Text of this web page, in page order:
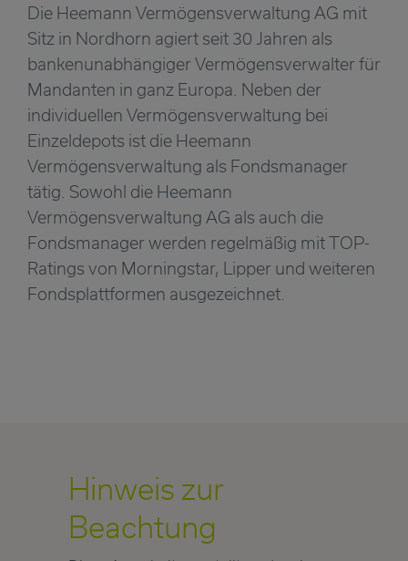
Die Heemann Vermögensverwaltung AG mit
Sitz in Nordhorn agiert seit 30 Jahren als
bankenunabhängiger Vermögensverwalter für
Mandanten in ganz Europa. Neben der
individuellen Vermögensverwaltung bei
Einzeldepots ist die Heemann
Vermögensverwaltung als Fondsmanager
tätig. Sowohl die Heemann
Vermögensverwaltung AG als auch die
Fondsmanager werden regelmäßig mit TOP-
Ratings von Morningstar, Lipper und weiteren
Fondsplattformen ausgezeichnet.
Hinweis zur
Beachtung